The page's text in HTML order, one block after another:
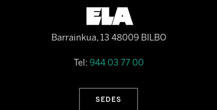
Barrainkua, 13 48009 BILBO
Tel: 944 03 77 00
SEDES